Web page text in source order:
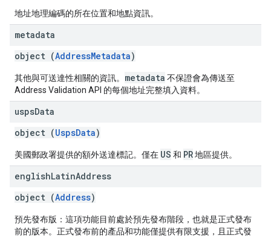
地址地理編碼的所在位置和地點資訊。
metadata
object (AddressMetadata)
其他與可送達性相關的資訊。 metadata 不保證會為傳送至
Address Validation API 的每個地址完整填入資料。
uspsData
object (UspsData)
美國郵政署提供的額外送達標記。僅在 US 和 PR地區提供。
englishLatinAddress
object (Address)
預先發布版：這項功能目前處於預先發布階段，也就是正式發布
前的版本。正式發布前的產品和功能僅提供有限支援，且正式發